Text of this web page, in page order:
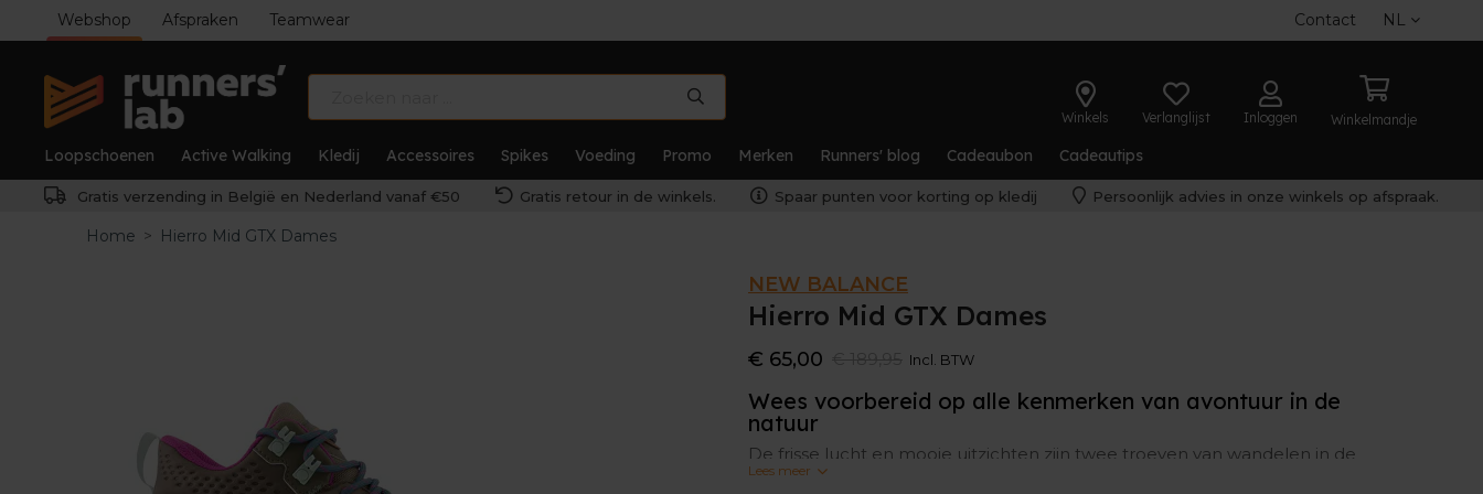
Webshop Afspraken Teamwear Contact NL
Winkels Verlanglijst Inloggen Winkelmandje
Loopschoenen Active Walking Kledij Accessoires Spikes Voeding Promo Merken Runners' blog Cadeaubon Cadeautips
Gratis verzending in België en Nederland vanaf €50 Gratis retour in de winkels. Spaar punten voor korting op kledij Persoonlijk advies in onze winkels op afspraak.
Home > Hierro Mid GTX Dames
NEW BALANCE
Hierro Mid GTX Dames
€ 65,00 Incl. BTW
Wees voorbereid op alle kenmerken van avontuur in de
natuur
De frisse lucht en mooie uitzichten zijn twee troeven van wandelen in de
natuur. Je mag echter het oneffen terrein, zachte ondergrond en vocht niet
Lees meer